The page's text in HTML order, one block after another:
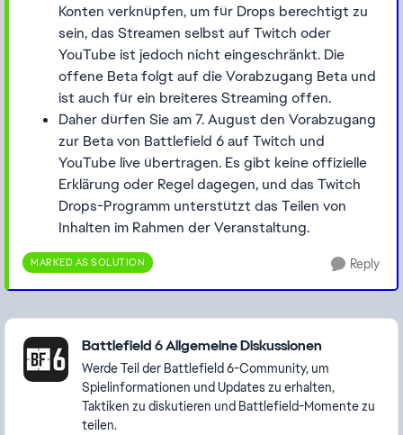
Konten verknüpfen, um für Drops berechtigt zu
sein, das Streamen selbst auf Twitch oder
YouTube ist jedoch nicht eingeschränkt. Die
offene Beta folgt auf die Vorabzugang Beta und
ist auch für ein breiteres Streaming offen.
Daher dürfen Sie am 7. August den Vorabzugang
zur Beta von Battlefield 6 auf Twitch und
YouTube live übertragen. Es gibt keine offizielle
Erklärung oder Regel dagegen, und das Twitch
Drops-Programm unterstützt das Teilen von
Inhalten im Rahmen der Veranstaltung.
MARKED AS SOLUTION Reply
Featured Places
Battlefield 6 Allgemeine Diskussionen
Werde Teil der Battlefield 6-Community, um
Spielinformationen und Updates zu erhalten,
Taktiken zu diskutieren und Battlefield-Momente zu
teilen.